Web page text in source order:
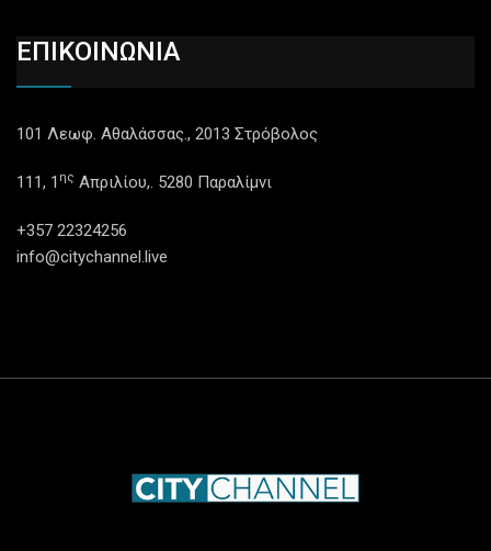
ΕΠΙΚΟΙΝΩΝΙΑ
101 Λεωφ. Αθαλάσσας., 2013 Στρόβολος
111, 1 ης Απριλίου,. 5280 Παραλίμνι
+357 22324256
info@citychannel.live